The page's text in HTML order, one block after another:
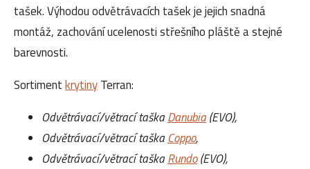
tašek. Výhodou odvětrávacích tašek je jejich snadná
montáž, zachování ucelenosti střešního pláště a stejné
barevnosti.
SortimentkrytinyTerran:
Odvětrávací/větrací taškaDanubia(EVO),
Odvětrávací/větrací taškaCoppo,
Odvětrávací/větrací taškaRundo(EVO),